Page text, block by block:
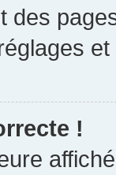
des
!